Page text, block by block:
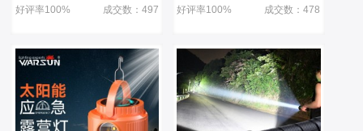
好评率100% 成交数：497 好评率100% 成交数：478